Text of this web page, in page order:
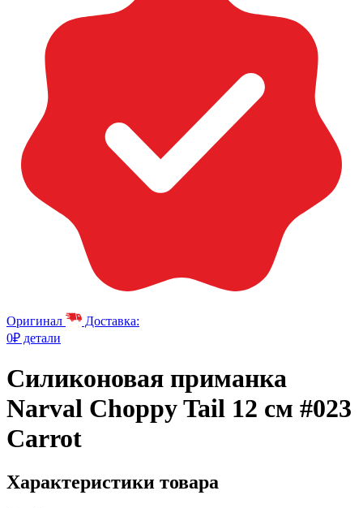
Оригинал
Доставка:
0₽ детали
Силиконовая приманка
Narval Choppy Tail 12 см #023
Carrot
Характеристики товара